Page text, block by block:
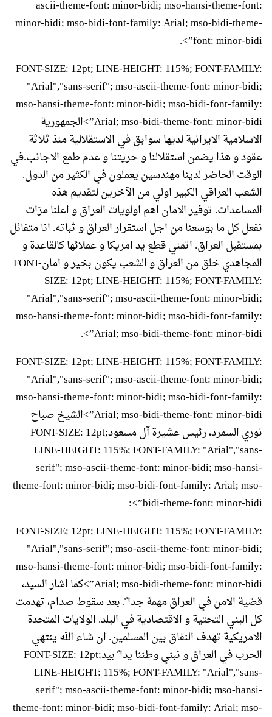
ascii-theme-font: minor-bidi; mso-hansi-theme-font:
minor-bidi; mso-bidi-font-family: Arial; mso-bidi-theme-
font: minor-bidi”>.
FONT-SIZE: 12pt; LINE-HEIGHT: 115%; FONT-FAMILY:
"Arial","sans-serif"; mso-ascii-theme-font: minor-bidi;
mso-hansi-theme-font: minor-bidi; mso-bidi-font-family:
Arial; mso-bidi-theme-font: minor-bidi”>الجمهورية
الاسلامية الايرانية لديها سوابق في الاستقلالية منذ ثلاثة
عقود و هذا يضمن استقلالنا و حريتنا و عدم طمع الاجانب.في
الوقت الحاضر لدينا مهندسين يعملون في الكثير من الدول.
الشعب العراقي الكبير اولي من الآخرين لتقديم هذه
المساعدات. توفير الامان اهم اولويات العراق و اعلنا مرّات
نفعل كل ما بوسعنا من اجل استقرار العراق و ثباته. انا متفائل
بمستقبل العراق. اتمني قطع يد امريكا و عملائها كالقاعدة و
المجاهدي خلق من العراق و الشعب يكون بخير و امانFONT-
SIZE: 12pt; LINE-HEIGHT: 115%; FONT-FAMILY:
"Arial","sans-serif"; mso-ascii-theme-font: minor-bidi;
mso-hansi-theme-font: minor-bidi; mso-bidi-font-family:
Arial; mso-bidi-theme-font: minor-bidi”>.
FONT-SIZE: 12pt; LINE-HEIGHT: 115%; FONT-FAMILY:
"Arial","sans-serif"; mso-ascii-theme-font: minor-bidi;
mso-hansi-theme-font: minor-bidi; mso-bidi-font-family:
Arial; mso-bidi-theme-font: minor-bidi”>الشيخ صباح
نوري السمرد، رئيس عشيرة آل مسعودFONT-SIZE: 12pt;
LINE-HEIGHT: 115%; FONT-FAMILY: "Arial","sans-
serif"; mso-ascii-theme-font: minor-bidi; mso-hansi-
theme-font: minor-bidi; mso-bidi-font-family: Arial; mso-
bidi-theme-font: minor-bidi”>:
FONT-SIZE: 12pt; LINE-HEIGHT: 115%; FONT-FAMILY:
"Arial","sans-serif"; mso-ascii-theme-font: minor-bidi;
mso-hansi-theme-font: minor-bidi; mso-bidi-font-family:
Arial; mso-bidi-theme-font: minor-bidi”>كما اشار السيد،
قضية الامن في العراق مهمة جدا ً. بعد سقوط صدام، تهدمت
كل البني التحتية و الاقتصادية في البلد. الولايات المتحدة
الامريكية تهدف النفاق بين المسلمين. ان شاء الله ينتهي
الحرب في العراق و نبني وطننا يدا ً بيدFONT-SIZE: 12pt;
LINE-HEIGHT: 115%; FONT-FAMILY: "Arial","sans-
serif"; mso-ascii-theme-font: minor-bidi; mso-hansi-
theme-font: minor-bidi; mso-bidi-font-family: Arial; mso-